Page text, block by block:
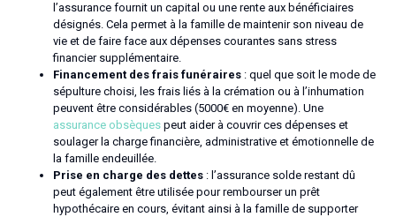
l’assurance fournit un capital ou une rente aux bénéficiaires
désignés. Cela permet à la famille de maintenir son niveau de
vie et de faire face aux dépenses courantes sans stress
financier supplémentaire.
Financement des frais funéraires : quel que soit le mode de
sépulture choisi, les frais liés à la crémation ou à l’inhumation
peuvent être considérables (5000€ en moyenne). Une
assurance obsèques peut aider à couvrir ces dépenses et
soulager la charge financière, administrative et émotionnelle de
la famille endeuillée.
Prise en charge des dettes : l’assurance solde restant dû
peut également être utilisée pour rembourser un prêt
hypothécaire en cours, évitant ainsi à la famille de supporter